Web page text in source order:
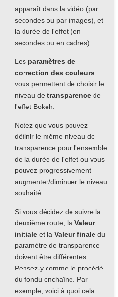
apparaît dans la vidéo (par
secondes ou par images), et
la durée de l'effet (en
secondes ou en cadres).
Les paramètres de
correction des couleurs
vous permettent de choisir le
niveau detransparence de
l'effet Bokeh.
Notez que vous pouvez
définir le même niveau de
transparence pour l'ensemble
de la durée de l'effet ou vous
pouvez progressivement
augmenter/diminuer le niveau
souhaité.
Si vous décidez de suivre la
deuxième route, laValeur
initiale et laValeur finale du
paramètre de transparence
doivent être différentes.
Pensez-y comme le procédé
du fondu enchaîné. Par
exemple, voici à quoi cela